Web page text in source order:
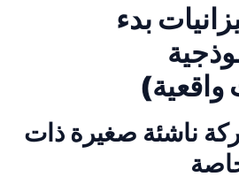
بدء
واقعية)
ناشئة صغيرة ذات